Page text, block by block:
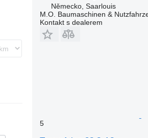
Německo, Saarlouis
M.O. Baumaschinen &
Kontakt s dealerem
5